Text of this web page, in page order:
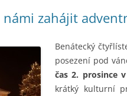
námi zahájit
Benátecký
posezení pod
čas 2. prosince
krátký kulturní